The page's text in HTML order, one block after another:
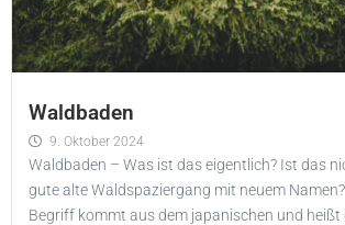
Waldbaden
9. Oktober 2024
Waldbaden – Was ist das eigentlich? Ist das
gute alte Waldspaziergang mit neuem
Begriff kommt aus dem japanischen und heißt